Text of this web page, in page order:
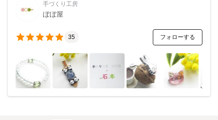
手づくり工房
ぼぼ屋
35 フォローする